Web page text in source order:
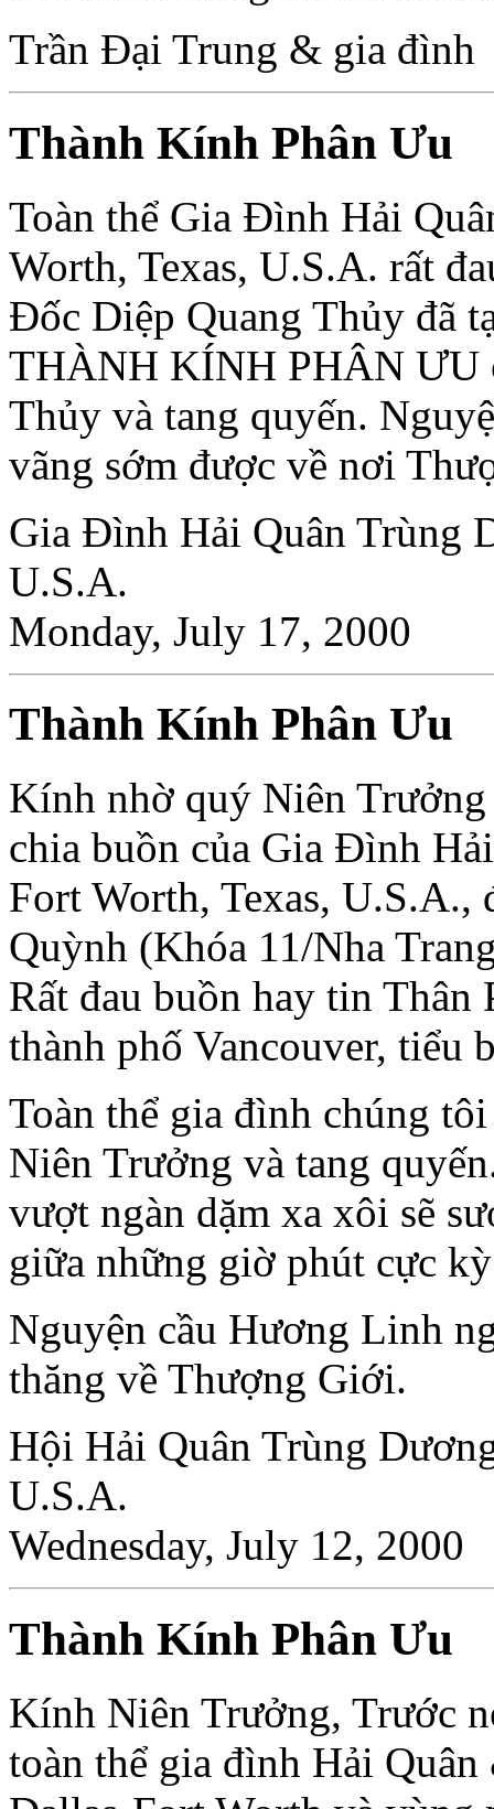
Trần Ðại Trung & gia đình
Thành Kính Phân Ưu
Toàn thể Gia Ðình Hải
Worth, Texas, U.S.A. rất
Ðốc Diệp Quang Thủy đã
THÀNH KÍNH PHÂN ƯU
Thủy và tang quyến.
vãng sớm được về nơi
Gia Ðình Hải Quân Trùng
U.S.A.
Monday, July 17, 2000
Thành Kính Phân Ưu
Kính nhờ quý Niên
chia buồn của Gia Ðình
Fort Worth, Texas,
Quỳnh (Khóa 11/Nha
Rất đau buồn hay tin Thân
thành phố Vancouver, tiểu
Toàn thể gia đình chúng
Niên Trưởng và tang
vượt ngàn dặm xa xôi sẽ
giữa những giờ phút cực
Nguyện cầu Hương Linh
thăng về Thượng Giới.
Hội Hải Quân Trùng
U.S.A.
Wednesday, July 12, 2000
Thành Kính Phân Ưu
Kính Niên Trưởng, Trước
toàn thể gia đình Hải